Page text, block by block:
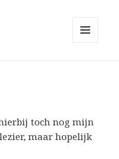
toch nog mijn
maar hopelijk